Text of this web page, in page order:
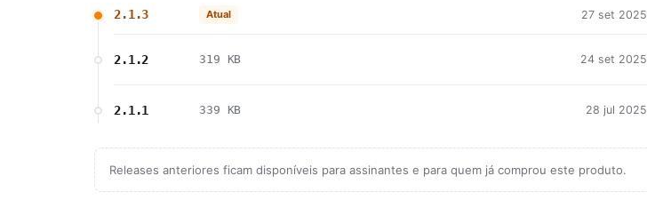
2.1.3 Atual 27 set 2025
2.1.2 319 KB 24 set 2025
2.1.1 339 KB 28 jul 2025
Releases anteriores ficam disponíveis para assinantes e para quem já comprou este produto.